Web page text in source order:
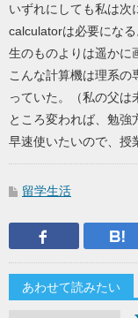
いずれにしても私は次
calculatorは必要にな
生のものよりは遥かに
こんな計算機は理系の
っていた。（私の父は
ところ変われば、勉強
早速使いたいので、授
留学生活
あわせて読みたい